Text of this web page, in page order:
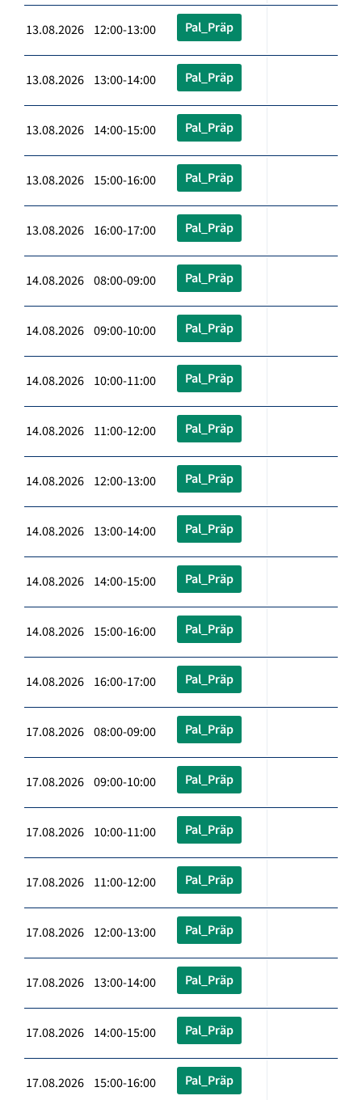
13.08.2026 12:00-13:00 Pal_Präp
13.08.2026 13:00-14:00 Pal_Präp
13.08.2026 14:00-15:00 Pal_Präp
13.08.2026 15:00-16:00 Pal_Präp
13.08.2026 16:00-17:00 Pal_Präp
14.08.2026 08:00-09:00 Pal_Präp
14.08.2026 09:00-10:00 Pal_Präp
14.08.2026 10:00-11:00 Pal_Präp
14.08.2026 11:00-12:00 Pal_Präp
14.08.2026 12:00-13:00 Pal_Präp
14.08.2026 13:00-14:00 Pal_Präp
14.08.2026 14:00-15:00 Pal_Präp
14.08.2026 15:00-16:00 Pal_Präp
14.08.2026 16:00-17:00 Pal_Präp
17.08.2026 08:00-09:00 Pal_Präp
17.08.2026 09:00-10:00 Pal_Präp
17.08.2026 10:00-11:00 Pal_Präp
17.08.2026 11:00-12:00 Pal_Präp
17.08.2026 12:00-13:00 Pal_Präp
17.08.2026 13:00-14:00 Pal_Präp
17.08.2026 14:00-15:00 Pal_Präp
17.08.2026 15:00-16:00 Pal_Präp